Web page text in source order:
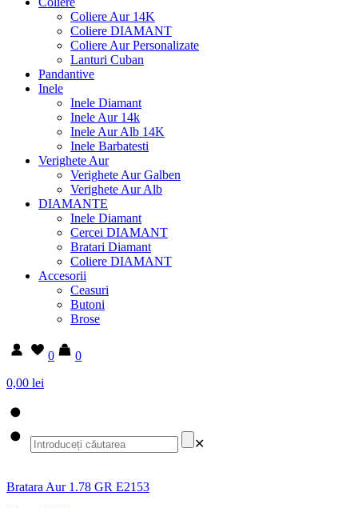
Coliere Aur 14K
Coliere DIAMANT
Coliere Aur Personalizate
Lanturi Cuban
Pandantive
Inele
Inele Diamant
Inele Aur 14k
Inele Aur Alb 14K
Inele Barbatesti
Verighete Aur
Verighete Aur Galben
Verighete Aur Alb
DIAMANTE
Inele Diamant
Cercei DIAMANT
Bratari Diamant
Coliere DIAMANT
Accesorii
Ceasuri
Butoni
Brose
0
0
0,00 lei
✕
Bratara Aur 1.78 GR E2153